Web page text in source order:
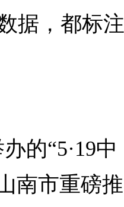
据，都标注
的“5·19中
南市重磅推